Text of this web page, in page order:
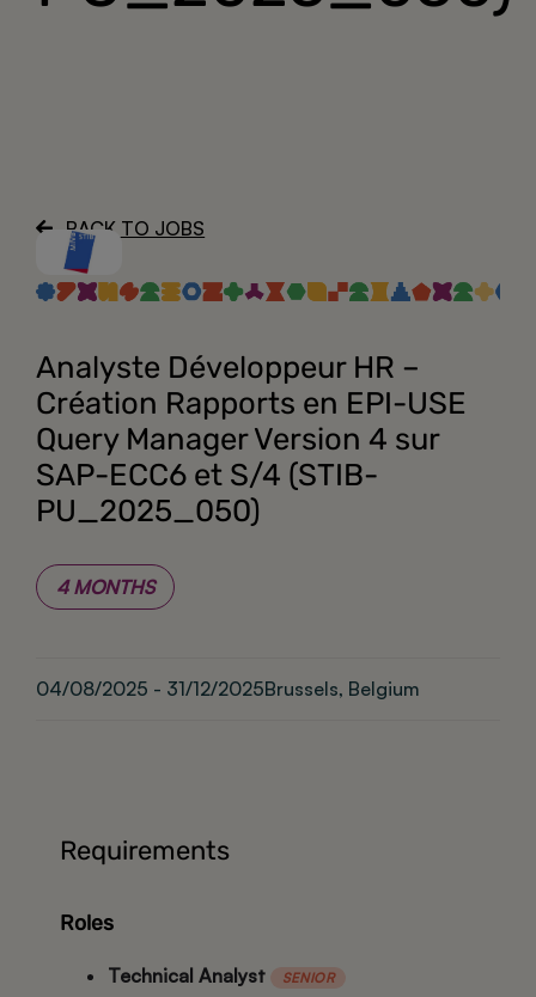
BACK TO JOBS
Analyste Développeur HR –
Création Rapports en EPI-USE
Query Manager Version 4 sur
SAP-ECC6 et S/4 (STIB-
PU_2025_050)
4 MONTHS
04/08/2025 - 31/12/2025Brussels, Belgium
Requirements
Roles
Technical Analyst SENIOR